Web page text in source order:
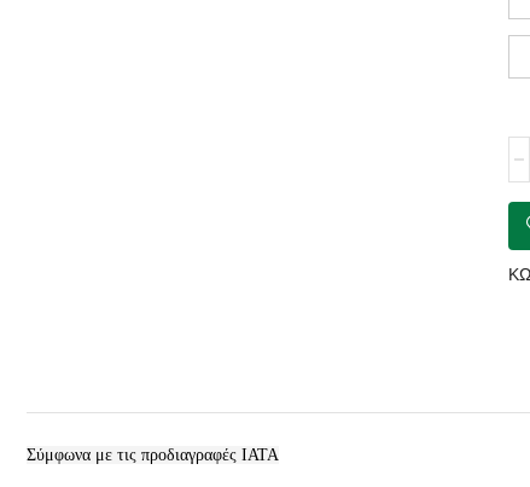
Σύμφωνα με τις προδιαγραφές ΙΑΤΑ